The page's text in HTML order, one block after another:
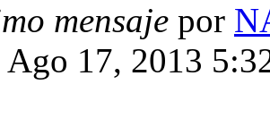
mensaje por
Ago 17, 2013